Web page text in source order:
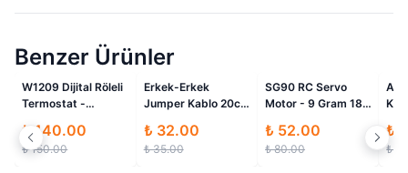
Benzer Ürünler
İndirimli
W1209 Dijital Röleli
Termostat -
Kontrol Kartı
₺ 140.00
₺ 150.00
Erkek-Erkek
Jumper Kablo 20cm
₺ 32.00
₺ 35.00
İndirimli
SG90 RC Servo
Motor - 9 Gram 180
₺ 52.00
₺ 80.00
₺
₺